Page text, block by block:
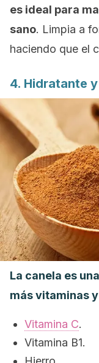
es ideal para
sano. Limpia a
haciendo que el
4. Hidratante
La canela es
más vitaminas
Vitamina C.
Vitamina B1.